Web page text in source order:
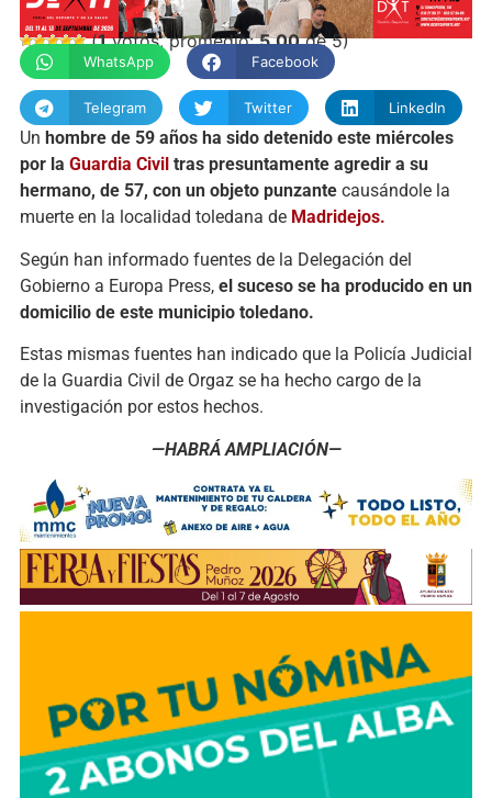
(1votos, promedio:5,00de 5)
WhatsApp Facebook
Telegram Twitter LinkedIn
Un hombre de 59 años ha sido detenido este miércoles
por la Guardia Civil tras presuntamente agredir a su
hermano, de 57, con un objeto punzantecausándole la
muerte en la localidad toledana de Madridejos.
Según han informado fuentes de la Delegación del
Gobierno a Europa Press,el suceso se ha producido en un
domicilio de este municipio toledano.
Estas mismas fuentes han indicado que la Policía Judicial
de la Guardia Civil de Orgaz se ha hecho cargo de la
investigación por estos hechos.
—HABRÁ AMPLIACIÓN—